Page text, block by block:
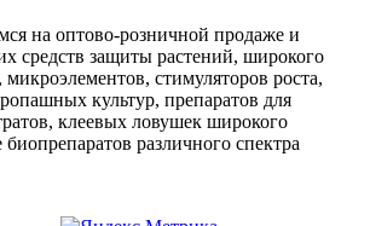
на оптово-розничной продаже и
средств защиты растений, широкого
стимуляторов роста,
культур, препаратов для
клеевых ловушек широкого
биопрепаратов различного спектра